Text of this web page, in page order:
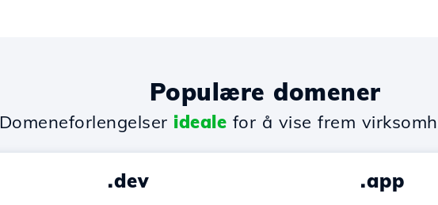
Populære domener
Domeneforlengelser ideale for å vise frem
.dev .app